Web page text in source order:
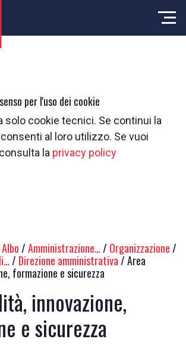
per l'uso dei cookie
solo cookie tecnici. Se continui la
al loro utilizzo. Se vuoi
la privacy policy
Albo /Amministrazione… / Organizzazione /
/ Direzione amministrativa / Area
formazione e sicurezza
innovazione,
e sicurezza